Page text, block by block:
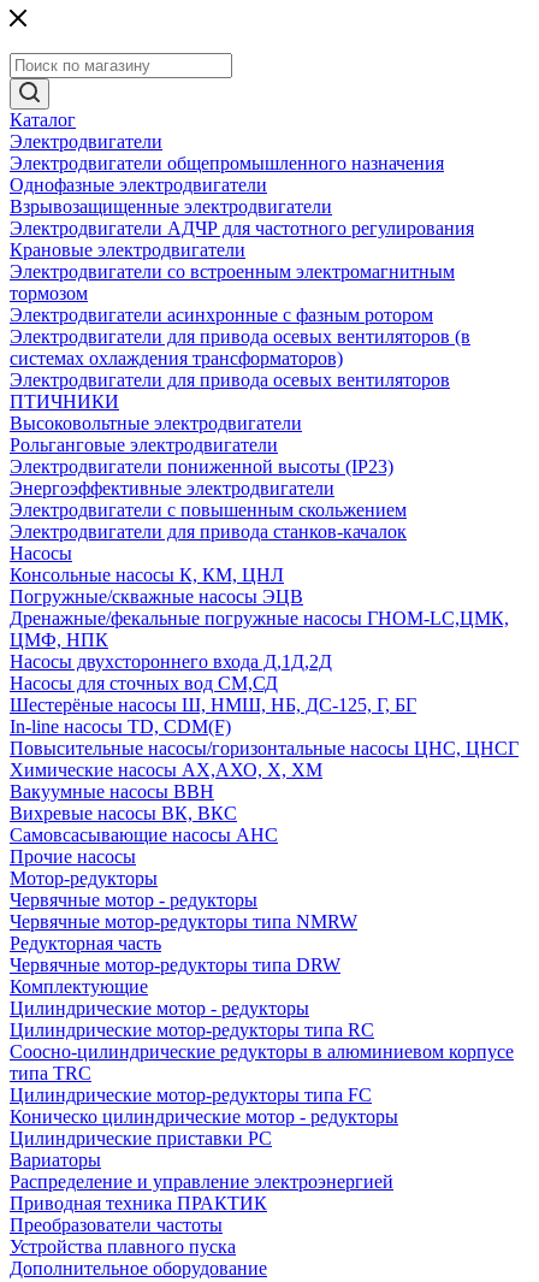
Каталог
Электродвигатели
Электродвигатели общепромышленного назначения
Однофазные электродвигатели
Взрывозащищенные электродвигатели
Электродвигатели АДЧР для частотного регулирования
Крановые электродвигатели
Электродвигатели со встроенным электромагнитным
тормозом
Электродвигатели асинхронные с фазным ротором
Электродвигатели для привода осевых вентиляторов (в
системах охлаждения трансформаторов)
Электродвигатели для привода осевых вентиляторов
ПТИЧНИКИ
Высоковольтные электродвигатели
Рольганговые электродвигатели
Электродвигатели пониженной высоты (IP23)
Энергоэффективные электродвигатели
Электродвигатели с повышенным скольжением
Электродвигатели для привода станков-качалок
Насосы
Консольные насосы К, КМ, ЦНЛ
Погружные/скважные насосы ЭЦВ
Дренажные/фекальные погружные насосы ГНОМ-LC,ЦМК,
ЦМФ, НПК
Насосы двухстороннего входа Д,1Д,2Д
Насосы для сточных вод СМ,СД
Шестерёные насосы Ш, НМШ, НБ, ДС-125, Г, БГ
In-line насосы TD, CDM(F)
Повысительные насосы/горизонтальные насосы ЦНС, ЦНСГ
Химические насосы АХ,АХО, Х, ХМ
Вакуумные насосы ВВН
Вихревые насосы ВК, ВКС
Самовсасывающие насосы АНС
Прочие насосы
Мотор-редукторы
Червячные мотор - редукторы
Червячные мотор-редукторы типа NMRW
Редукторная часть
Червячные мотор-редукторы типа DRW
Комплектующие
Цилиндрические мотор - редукторы
Цилиндрические мотор-редукторы типа RC
Соосно-цилиндрические редукторы в алюминиевом корпусе
типа TRC
Цилиндрические мотор-редукторы типа FC
Коническо цилиндрические мотор - редукторы
Цилиндрические приставки PC
Вариаторы
Распределение и управление электроэнергией
Приводная техника ПРАКТИК
Преобразователи частоты
Устройства плавного пуска
Дополнительное оборудование